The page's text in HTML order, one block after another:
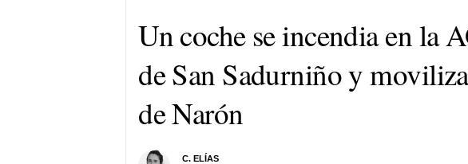
Un coche se incendia en la
de San Sadurniño y
de Narón
C. ELÍAS